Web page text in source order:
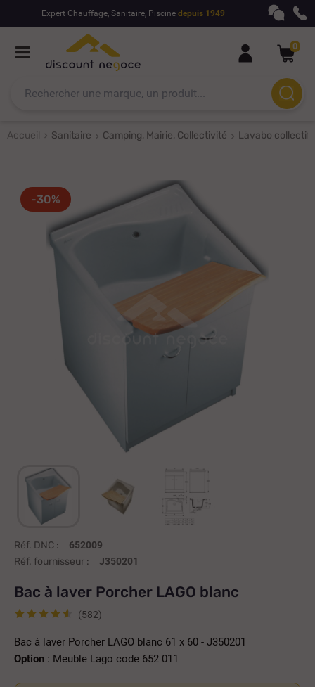
Expert Chauffage, Sanitaire, Piscine depuis 1949
0
Accueil Sanitaire Camping, Mairie, Collectivité Lavabo collectif
-30%
Réf. DNC : 652009
Réf. fournisseur : J350201
Bac à laver Porcher LAGO blanc
(582)
Bac à laver Porcher LAGO blanc 61 x 60 - J350201
Option : Meuble Lago code 652 011